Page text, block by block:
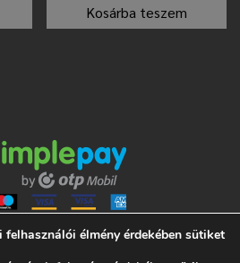
Kosárba teszem
élmény érdekében sütiket